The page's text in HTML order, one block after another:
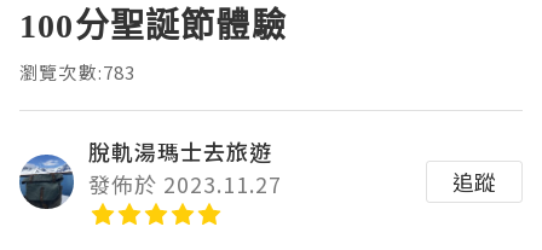
100分聖誕節體驗
瀏覽次數:783
脫軌湯瑪士去旅遊
發佈於 2023.11.27
追蹤